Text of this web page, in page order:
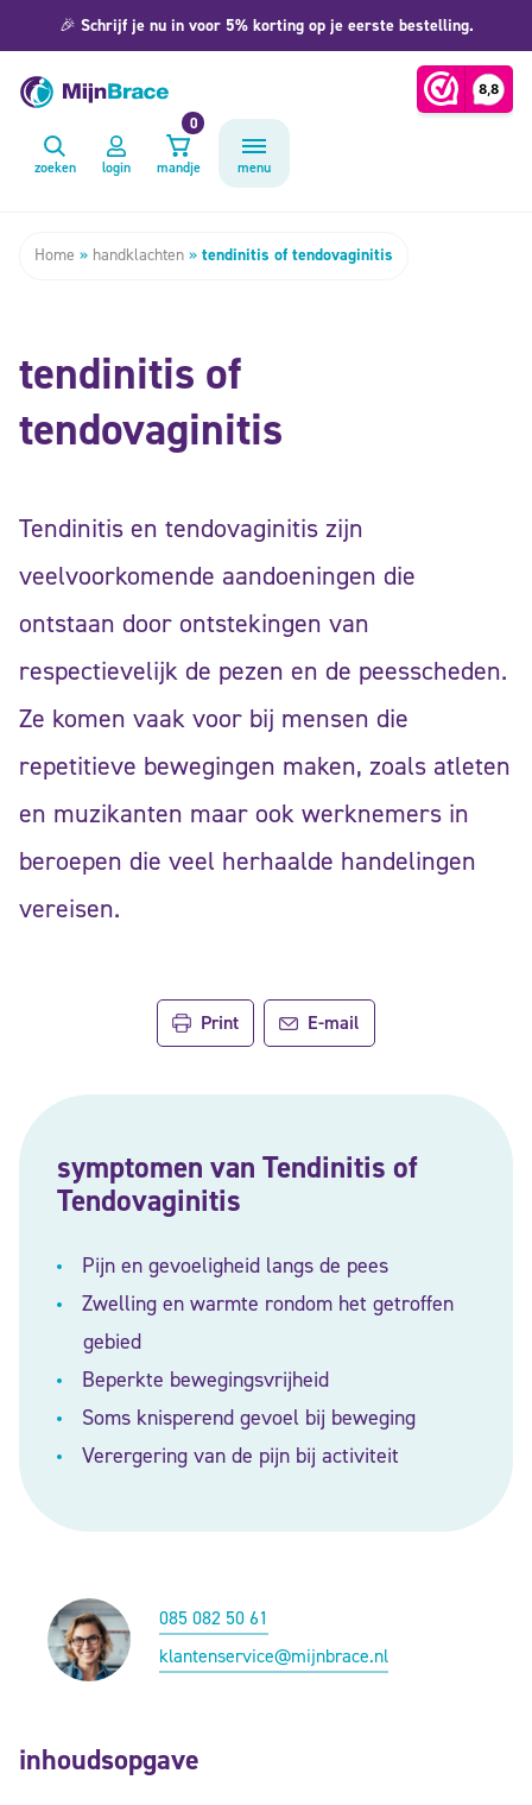
🎉 Schrijf je nu in voor 5% korting op je eerste bestelling.
zoeken login mandje
0
menu
Home » handklachten » tendinitis of tendovaginitis
tendinitis of
tendovaginitis
Tendinitis en tendovaginitis zijn
veelvoorkomende aandoeningen die
ontstaan door ontstekingen van
respectievelijk de pezen en de peesscheden.
Ze komen vaak voor bij mensen die
repetitieve bewegingen maken, zoals atleten
en muzikanten maar ook werknemers in
beroepen die veel herhaalde handelingen
vereisen.
Print E-mail
symptomen van Tendinitis of
Tendovaginitis
Pijn en gevoeligheid langs de pees
Zwelling en warmte rondom het getroffen
gebied
Beperkte bewegingsvrijheid
Soms knisperend gevoel bij beweging
Verergering van de pijn bij activiteit
085 082 50 61
klantenservice@mijnbrace.nl
inhoudsopgave